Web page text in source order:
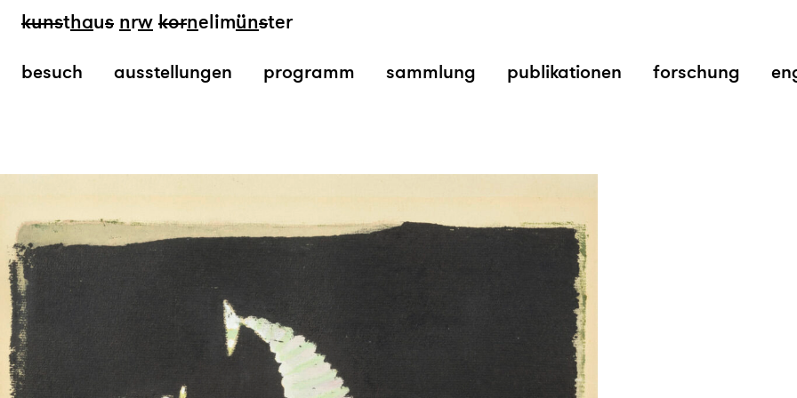
kunsthaus nrw kornelimünster
besuch ausstellungen programm sammlung publikationen forschung